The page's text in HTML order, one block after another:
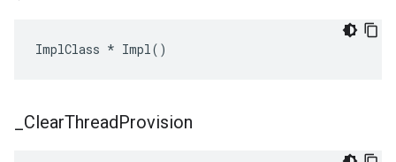
ImplClass * Impl()
ClearThreadProvision